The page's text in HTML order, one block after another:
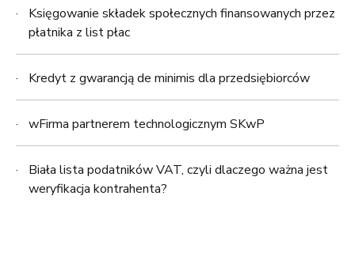
Księgowanie składek społecznych finansowanych przez
płatnika z list płac
Kredyt z gwarancją de minimis dla przedsiębiorców
wFirma partnerem technologicznym SKwP
Biała lista podatników VAT, czyli dlaczego ważna jest
weryfikacja kontrahenta?